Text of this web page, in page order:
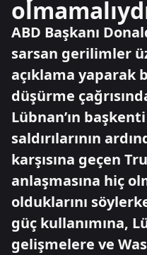
ABD Başkanı
sarsan gerilimler
açıklama yaparak
düşürme
Lübnan’ın
saldırılarının
karşısına geçen
anlaşmasına hiç
olduklarını
güç kullanımına,
gelişmelere ve